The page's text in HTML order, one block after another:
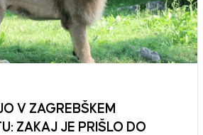
V ZAGREBŠKEM
ZAKAJ JE PRIŠLO DO